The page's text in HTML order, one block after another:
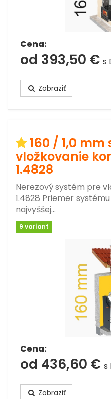
Cena:
od 393,50 € s
Zobraziť
160 / 1,0
vložkovanie
1.4828
Nerezový systém pre
1.4828 Priemer
najvyššej…
9 variant
Cena:
od 436,60 € s
Zobraziť